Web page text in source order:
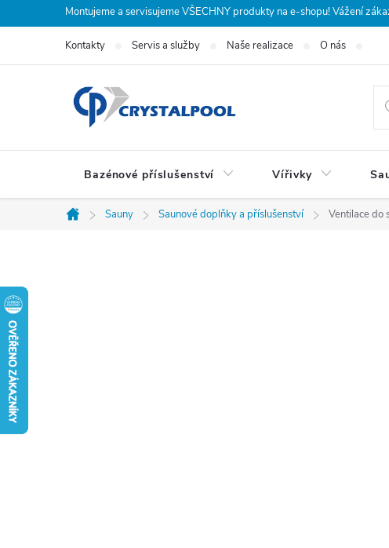
na
Montujeme a servisujeme VŠECHNY produkty na e-shopu! Vážení
Kontakty Servis a služby Naše realizace O nás
Bazénové příslušenství Vířivky
Domů
Sauny Saunové doplňky a příslušenství Ventilace do